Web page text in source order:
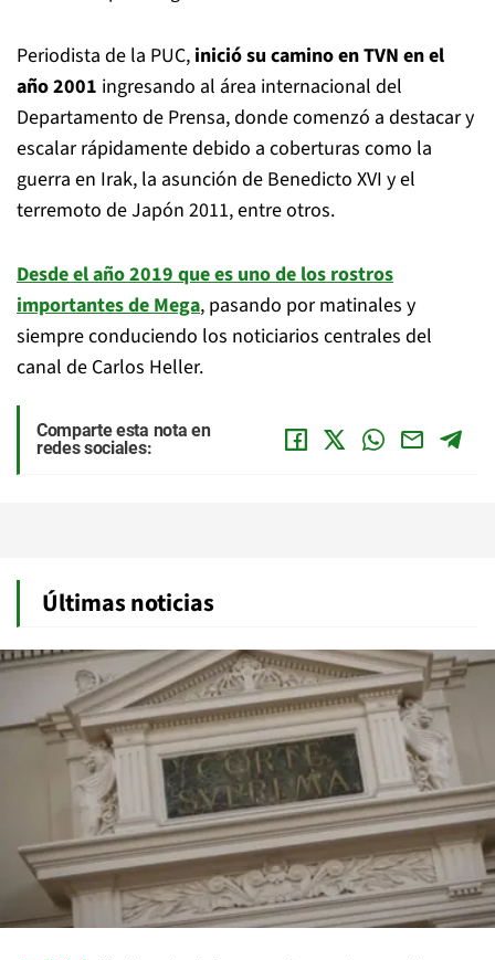
Periodista de la PUC, inició su camino en TVN en el
año 2001 ingresando al área internacional del
Departamento de Prensa, donde comenzó a destacar y
escalar rápidamente debido a coberturas como la
guerra en Irak, la asunción de Benedicto XVI y el
terremoto de Japón 2011, entre otros.
Desde el año 2019 que es uno de los rostros
importantes de Mega, pasando por matinales y
siempre conduciendo los noticiarios centrales del
canal de Carlos Heller.
Comparte esta nota en
redes sociales:
Últimas noticias